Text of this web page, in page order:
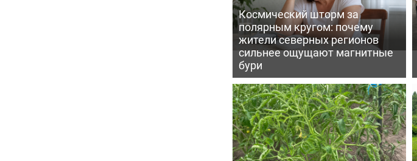
Космический шторм за
полярным кругом: почему
жители северных регионов
сильнее ощущают магнитные
бури